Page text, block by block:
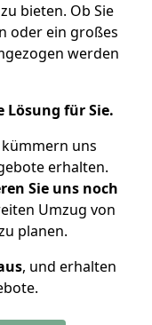
bieten. Ob Sie
oder ein großes
werden
Lösung für Sie.
kümmern uns
erhalten.
Sie uns noch
Umzug von
planen.
, und erhalten